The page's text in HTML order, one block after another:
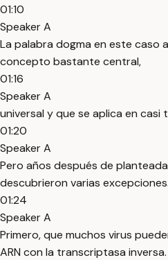
01:10
Speaker A
La palabra dogma en este caso
concepto bastante central,
01:16
Speaker A
universal y que se aplica en casi
01:20
Speaker A
Pero años después de
descubrieron varias excepciones.
01:24
Speaker A
Primero, que muchos virus
ARN con la transcriptasa inversa.